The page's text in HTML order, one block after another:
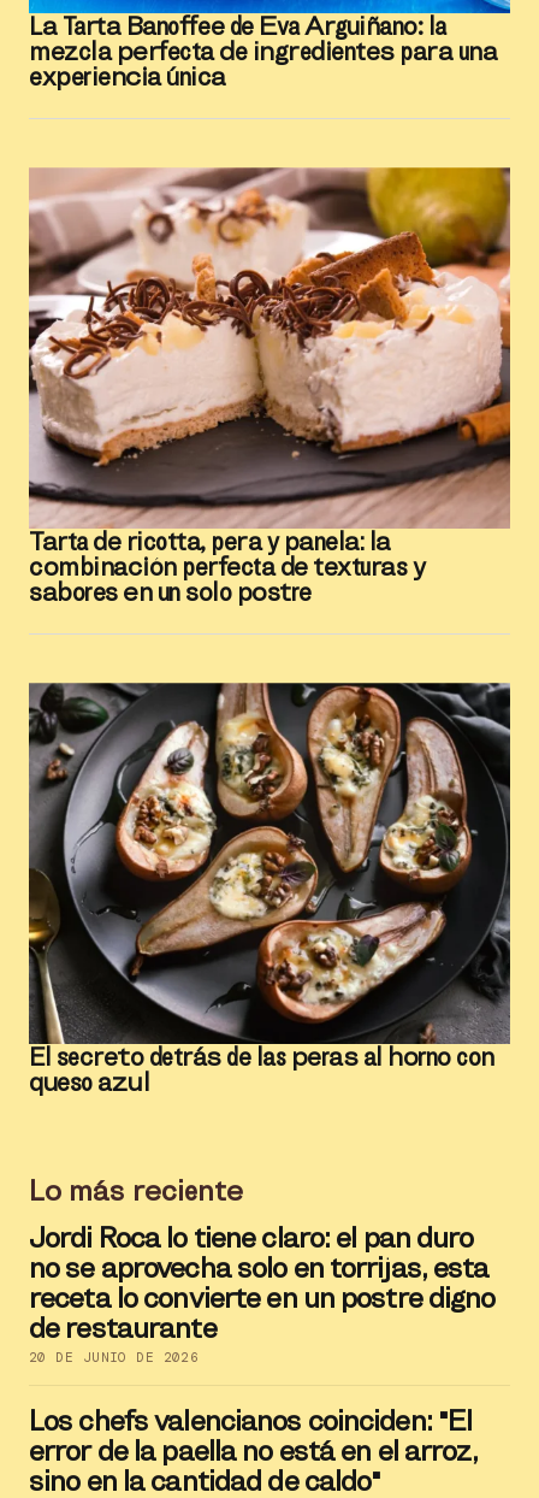
La Tarta Banoffee de Eva Arguiñano: la
mezcla perfecta de ingredientes para una
experiencia única
Tarta de ricotta, pera y panela: la
combinación perfecta de texturas y
sabores en un solo postre
El secreto detrás de las peras al horno con
queso azul
Lo más reciente
Jordi Roca lo tiene claro: el pan duro
no se aprovecha solo en torrijas, esta
receta lo convierte en un postre digno
de restaurante
20 DE JUNIO DE 2026
Los chefs valencianos coinciden: "El
error de la paella no está en el arroz,
sino en la cantidad de caldo"